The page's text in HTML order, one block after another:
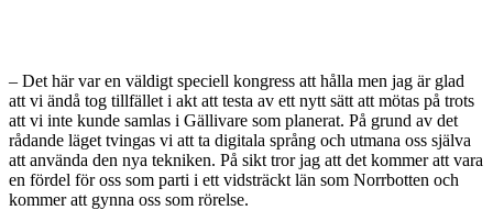
– Det här var en väldigt speciell kongress att hålla men jag är glad
att vi ändå tog tillfället i akt att testa av ett nytt sätt att mötas på trots
att vi inte kunde samlas i Gällivare som planerat. På grund av det
rådande läget tvingas vi att ta digitala språng och utmana oss själva
att använda den nya tekniken. På sikt tror jag att det kommer att vara
en fördel för oss som parti i ett vidsträckt län som Norrbotten och
kommer att gynna oss som rörelse.